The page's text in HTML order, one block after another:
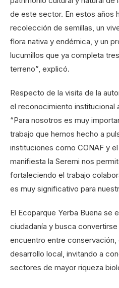
de este sector. En estos años
recolección de semillas, un
flora nativa y endémica, y un
lucumillos que ya completa
terreno”, explicó.
Respecto de la visita de la
el reconocimiento institucional
“Para nosotros es muy
trabajo que hemos hecho a
instituciones como CONAF y
manifiesta la Seremi nos
fortaleciendo el trabajo
es muy significativo para
El Ecoparque Yerba Buena se
ciudadanía y busca
encuentro entre
desarrollo local, invitando a
sectores de mayor riqueza